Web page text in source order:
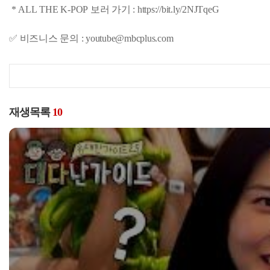
* ALL THE K-POP 보러 가기 : https://bit.ly/2NJTqeG
✅ 비즈니스 문의 : youtube@mbcplus.com
재생목록 10